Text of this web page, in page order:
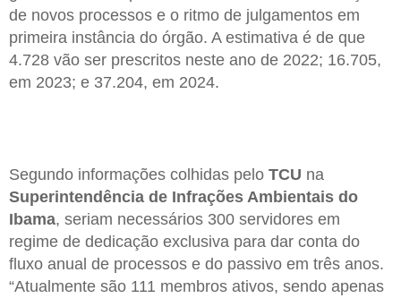
de novos processos e o ritmo de julgamentos em
primeira instância do órgão. A estimativa é de que
4.728 vão ser prescritos neste ano de 2022; 16.705,
em 2023; e 37.204, em 2024.
Segundo informações colhidas pelo TCU na
Superintendência de Infrações Ambientais do
Ibama, seriam necessários 300 servidores em
regime de dedicação exclusiva para dar conta do
fluxo anual de processos e do passivo em três anos.
“Atualmente são 111 membros ativos, sendo apenas